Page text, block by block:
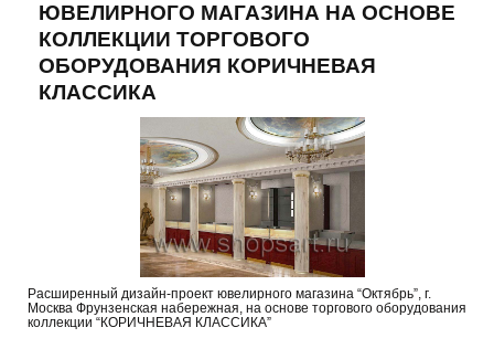
ЮВЕЛИРНОГО МАГАЗИНА НА ОСНОВЕ
КОЛЛЕКЦИИ ТОРГОВОГО
ОБОРУДОВАНИЯ КОРИЧНЕВАЯ
КЛАССИКА
Расширенный дизайн-проект ювелирного магазина “Октябрь”, г.
Москва Фрунзенская набережная, на основе торгового оборудования
коллекции “КОРИЧНЕВАЯ КЛАССИКА”